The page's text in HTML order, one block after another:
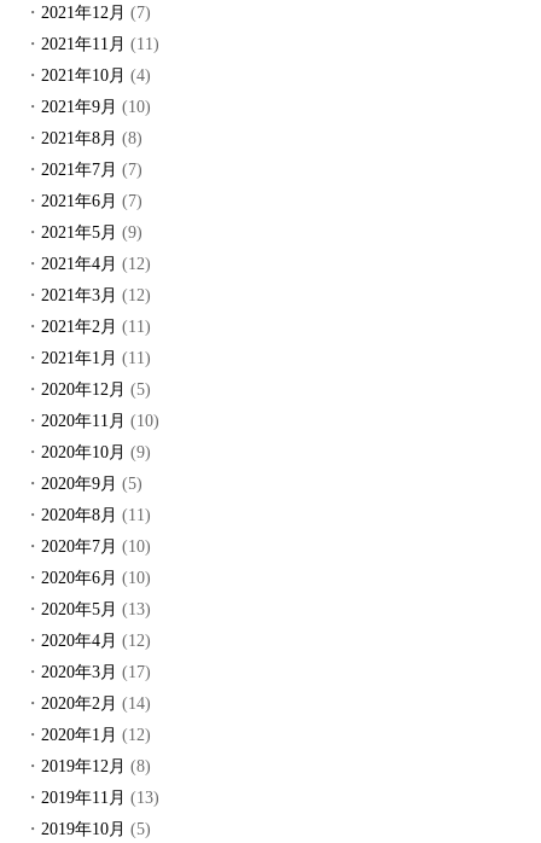
2021年12月 (7)
2021年11月 (11)
2021年10月 (4)
2021年9月 (10)
2021年8月 (8)
2021年7月 (7)
2021年6月 (7)
2021年5月 (9)
2021年4月 (12)
2021年3月 (12)
2021年2月 (11)
2021年1月 (11)
2020年12月 (5)
2020年11月 (10)
2020年10月 (9)
2020年9月 (5)
2020年8月 (11)
2020年7月 (10)
2020年6月 (10)
2020年5月 (13)
2020年4月 (12)
2020年3月 (17)
2020年2月 (14)
2020年1月 (12)
2019年12月 (8)
2019年11月 (13)
2019年10月 (5)